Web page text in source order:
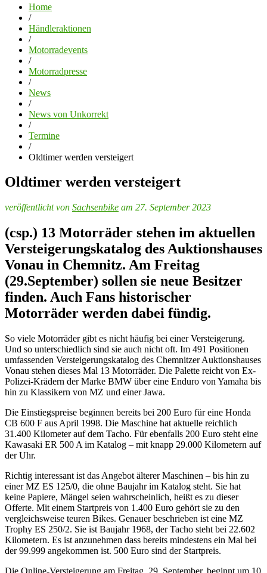
Home
/
Händleraktionen
/
Motorradevents
/
Motorradpresse
/
News
/
News von Unkorrekt
/
Termine
/
Oldtimer werden versteigert
Oldtimer werden versteigert
veröffentlicht von Sachsenbike am 27. September 2023
(csp.) 13 Motorräder stehen im aktuellen
Versteigerungskatalog des Auktionshauses
Vonau in Chemnitz. Am Freitag
(29.September) sollen sie neue Besitzer
finden. Auch Fans historischer
Motorräder werden dabei fündig.
So viele Motorräder gibt es nicht häufig bei einer Versteigerung.
Und so unterschiedlich sind sie auch nicht oft. Im 491 Positionen
umfassenden Versteigerungskatalog des Chemnitzer Auktionshauses
Vonau stehen dieses Mal 13 Motorräder. Die Palette reicht von Ex-
Polizei-Krädern der Marke BMW über eine Enduro von Yamaha bis
hin zu Klassikern von MZ und einer Jawa.
Die Einstiegspreise beginnen bereits bei 200 Euro für eine Honda
CB 600 F aus April 1998. Die Maschine hat aktuelle reichlich
31.400 Kilometer auf dem Tacho. Für ebenfalls 200 Euro steht eine
Kawasaki ER 500 A im Katalog – mit knapp 29.000 Kilometern auf
der Uhr.
Richtig interessant ist das Angebot älterer Maschinen – bis hin zu
einer MZ ES 125/0, die ohne Baujahr im Katalog steht. Sie hat
keine Papiere, Mängel seien wahrscheinlich, heißt es zu dieser
Offerte. Mit einem Startpreis von 1.400 Euro gehört sie zu den
vergleichsweise teuren Bikes. Genauer beschrieben ist eine MZ
Trophy ES 250/2. Sie ist Baujahr 1968, der Tacho steht bei 22.602
Kilometern. Es ist anzunehmen dass bereits mindestens ein Mal bei
der 99.999 angekommen ist. 500 Euro sind der Startpreis.